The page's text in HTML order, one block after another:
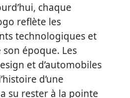
chaque
reflète les
technologiques et
époque. Les
et d’automobiles
d’une
su rester à la pointe